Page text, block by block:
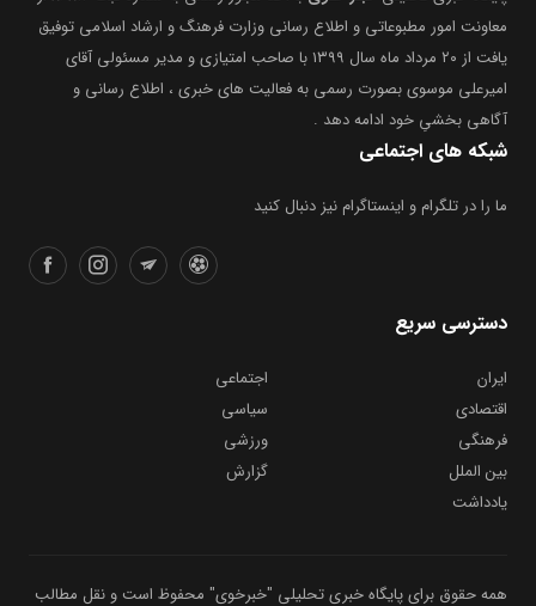
معاونت امور مطبوعاتی و اطلاع رسانی وزارت فرهنگ و ارشاد اسلامی توفیق
یافت از ۲۰ مرداد ماه سال ۱۳۹۹ با صاحب امتیازی و مدیر مسئولی آقای
امیرعلی موسوی بصورت رسمی به فعالیت های خبری ، اطلاع رسانی و
آگاهی بخشیِ خود ادامه دهد .
شبکه های اجتماعی
ما را در تلگرام و اینستاگرام نیز دنبال کنید
دسترسی سریع
ایران
اجتماعی
اقتصادی
سیاسی
فرهنگی
ورزشی
بین الملل
گزارش
یادداشت
همه حقوق برای پایگاه خبری تحلیلی "خبرخوی" محفوظ است و نقل مطالب